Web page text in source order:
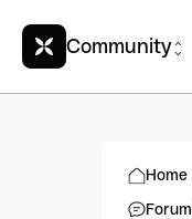
Community
Home
Forum